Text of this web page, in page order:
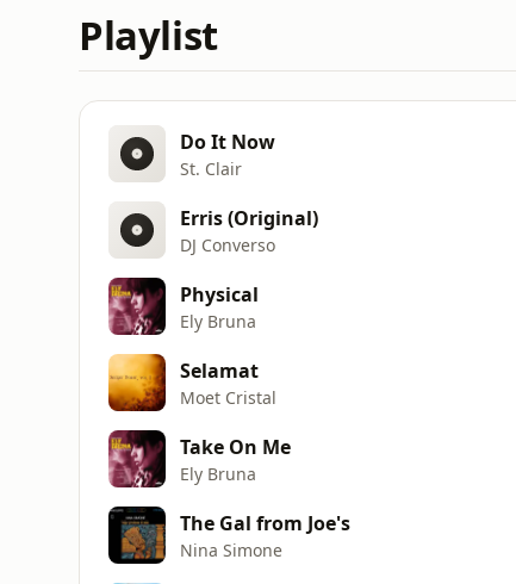
Playlist
Do It Now
St. Clair
Erris (Original)
DJ Converso
Physical
Ely Bruna
Selamat
Moet Cristal
Take On Me
Ely Bruna
The Gal from Joe's
Nina Simone